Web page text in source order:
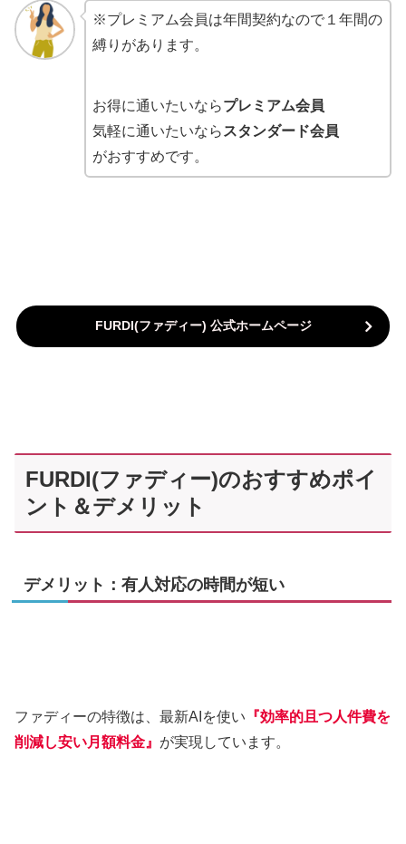
※プレミアム会員は年間契約なので１年間の
縛りがあります。
お得に通いたいならプレミアム会員
気軽に通いたいなら スタンダード会員
がおすすめです。
FURDI(ファディー) 公式ホームページ
FURDI(ファディー)のおすすめポイ
ント＆デメリット
デメリット：有人対応の時間が短い
ファディーの特徴は、最新AIを使い 『効率的且つ人件費を
削減し安い月額料金』 が実現しています。